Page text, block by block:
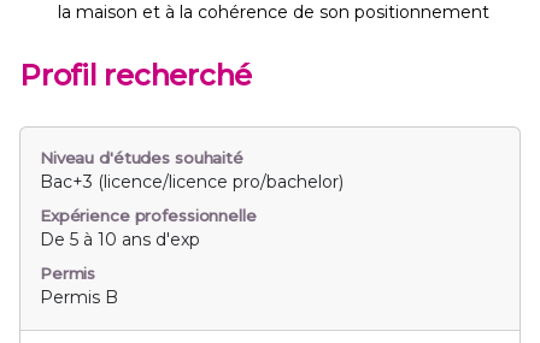
la maison et à la cohérence de son positionnement
Profil recherché
Niveau d'études souhaité
Bac+3 (licence/licence pro/bachelor)
Expérience professionnelle
De 5 à 10 ans d'exp
Permis
Permis B